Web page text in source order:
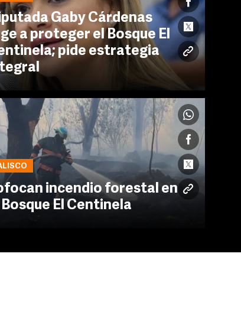
Gaby Cárdenas
a proteger el Bosque El
pide estrategia
incendio forestal en
El Centinela